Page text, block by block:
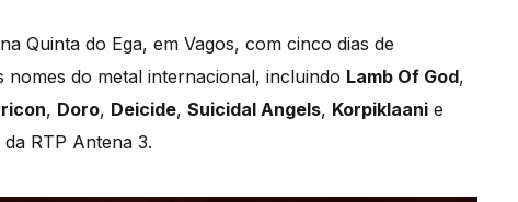
Quinta do Ega, em Vagos, com cinco dias de
do metal internacional, incluindo Lamb Of God,
, Doro, Deicide, Suicidal Angels, Korpiklaani e
RTP Antena 3.